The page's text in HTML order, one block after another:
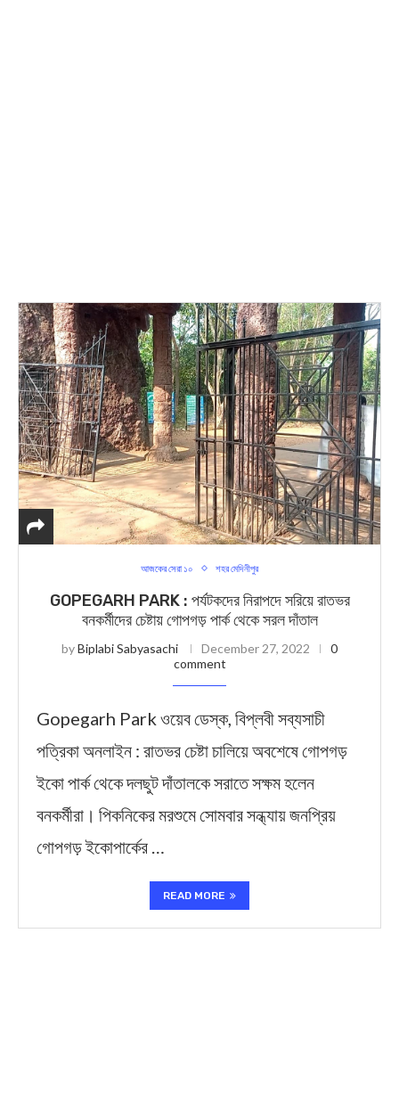
আজকের সেরা ১০ শহর মেদিনীপুর
GOPEGARH PARK : পর্যটকদের নিরাপদে সরিয়ে রাতভর
বনকর্মীদের চেষ্টায় গোপগড় পার্ক থেকে সরল দাঁতাল
byBiplabi Sabyasachi December 27, 2022
0
comment
Gopegarh Park ওয়েব ডেস্ক, বিপ্লবী সব্যসাচী
পত্রিকা অনলাইন : রাতভর চেষ্টা চালিয়ে অবশেষে গোপগড়
ইকো পার্ক থেকে দলছুট দাঁতালকে সরাতে সক্ষম হলেন
বনকর্মীরা। পিকনিকের মরশুমে সোমবার সন্ধ্যায় জনপ্রিয়
গোপগড় ইকোপার্কের …
READ MORE